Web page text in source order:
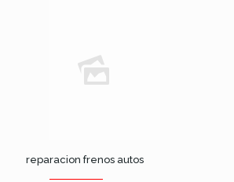
reparacion frenos autos